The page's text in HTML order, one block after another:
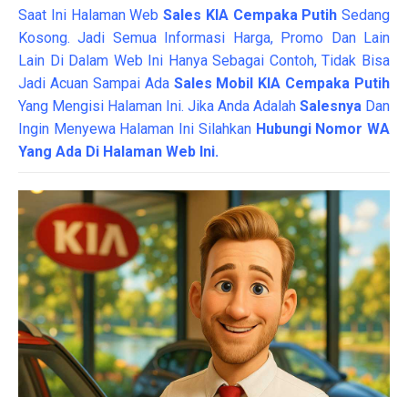
Saat Ini Halaman Web Sales KIA Cempaka Putih Sedang
Kosong. Jadi Semua Informasi Harga, Promo Dan Lain
Lain Di Dalam Web Ini Hanya Sebagai Contoh, Tidak Bisa
Jadi Acuan Sampai Ada Sales Mobil KIA Cempaka Putih
Yang Mengisi Halaman Ini. Jika Anda Adalah Salesnya Dan
Ingin Menyewa Halaman Ini Silahkan Hubungi Nomor WA
Yang Ada Di Halaman Web Ini.